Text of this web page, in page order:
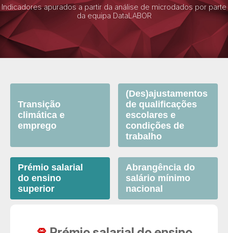
Indicadores apurados a partir da análise de microdados por parte
da equipa DataLABOR
Transição
climática e
emprego
(Des)ajustamentos
de qualificações
escolares e
condições de
trabalho
Prémio salarial
do ensino
superior
Abrangência do
salário mínimo
nacional